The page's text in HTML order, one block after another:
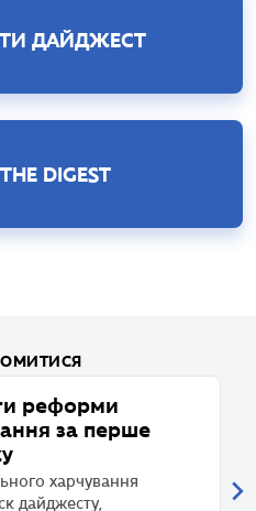
ДАЙДЖЕСТ
DIGEST
реформи
за перше
харчування
дайджесту,